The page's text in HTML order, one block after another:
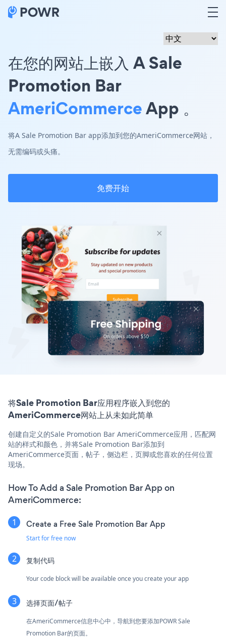
在您的网站上嵌入 A Sale
Promotion Bar
AmeriCommerceApp 。
将A Sale Promotion Bar app添加到您的AmeriCommerce网站，
无需编码或头痛。
免费开始
将Sale Promotion Bar应用程序嵌入到您的
AmeriCommerce网站上从未如此简单
创建自定义的Sale Promotion Bar AmeriCommerce应用，匹配网
站的样式和颜色，并将Sale Promotion Bar添加到
AmeriCommerce页面，帖子，侧边栏，页脚或您喜欢的任何位置
现场。
How To Add a Sale Promotion Bar App on
AmeriCommerce:
Create a Free Sale Promotion Bar App
Start for free now
复制代码
Your code block will be available once you create your app
选择页面/帖子
在AmeriCommerce信息中心中，导航到您要添加POWR Sale
Promotion Bar的页面。